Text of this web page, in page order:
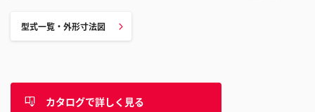
型式一覧・外形寸法図
カタログで詳しく見る